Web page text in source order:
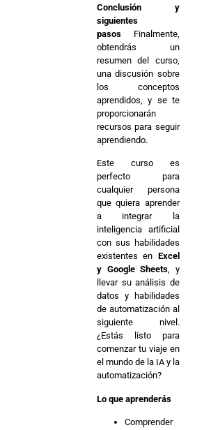
Conclusión y
siguientes
pasosFinalmente,
obtendrás un
resumen del curso,
una discusión sobre
los conceptos
aprendidos, y se te
proporcionarán
recursos para seguir
aprendiendo.
Este curso es
perfecto para
cualquier persona
que quiera aprender
a integrar la
inteligencia artificial
con sus habilidades
existentes enExcel
y Google Sheets, y
llevar su análisis de
datos y habilidades
de automatización al
siguiente nivel.
¿Estás listo para
comenzar tu viaje en
el mundo de la IA y la
automatización?
Lo que aprenderás
Comprender